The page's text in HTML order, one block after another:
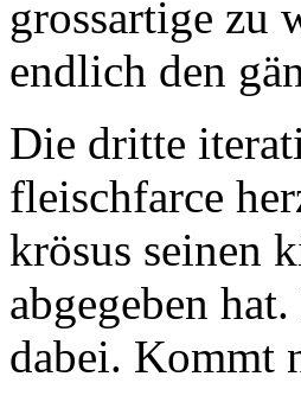
grossartige zu
endlich den
Die dritte
fleischfarce
krösus seinen
abgegeben
dabei. Kommt